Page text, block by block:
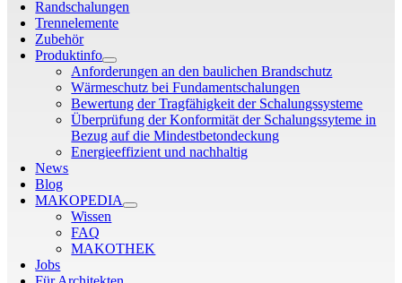
Randschalungen
Trennelemente
Zubehör
Produktinfo
Anforderungen an den baulichen Brandschutz
Wärmeschutz bei Fundamentschalungen
Bewertung der Tragfähigkeit der Schalungssysteme
Überprüfung der Konformität der Schalungssyteme in
Bezug auf die Mindestbetondeckung
Energieeffizient und nachhaltig
News
Blog
MAKOPEDIA
Wissen
FAQ
MAKOTHEK
Jobs